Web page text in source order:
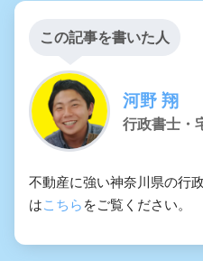
この記事を書いた人
河野 翔
行政書士・
不動産に強い神奈川県の行
はこちら をご覧ください。